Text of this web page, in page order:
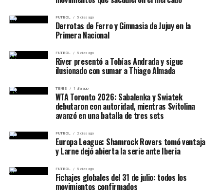
FUTBOL 5 días ago
Derrotas de Ferro y Gimnasia de Jujuy en la
Primera Nacional
FUTBOL 5 días ago
River presentó a Tobías Andrada y sigue
ilusionado con sumar a Thiago Almada
TENIS 1 día ago
WTA Toronto 2026: Sabalenka y Swiatek
debutaron con autoridad, mientras Svitolina
avanzó en una batalla de tres sets
FUTBOL 2 días ago
Europa League: Shamrock Rovers tomó ventaja
y Larne dejó abierta la serie ante Iberia
FUTBOL 5 días ago
Fichajes globales del 31 de julio: todos los
movimientos confirmados